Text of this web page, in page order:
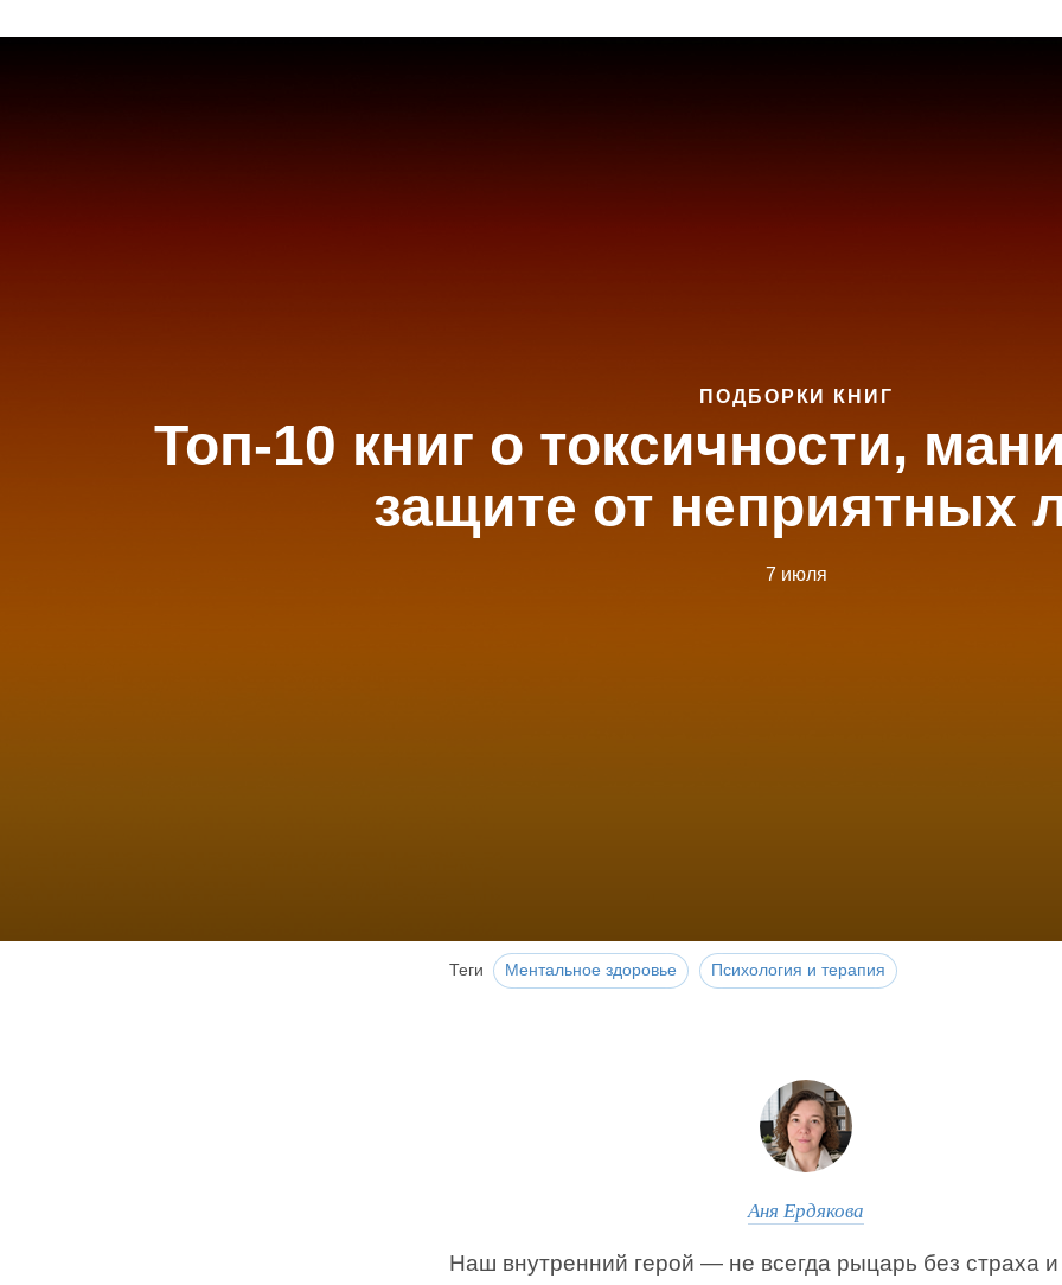
ПОДБОРКИ КНИГ
Топ-10 книг о токсичности,
защите от неприятных
7 июля
Теги Ментальное здоровье Психология и терапия
Аня Ердякова
Наш внутренний герой — не всегда рыцарь без страха и